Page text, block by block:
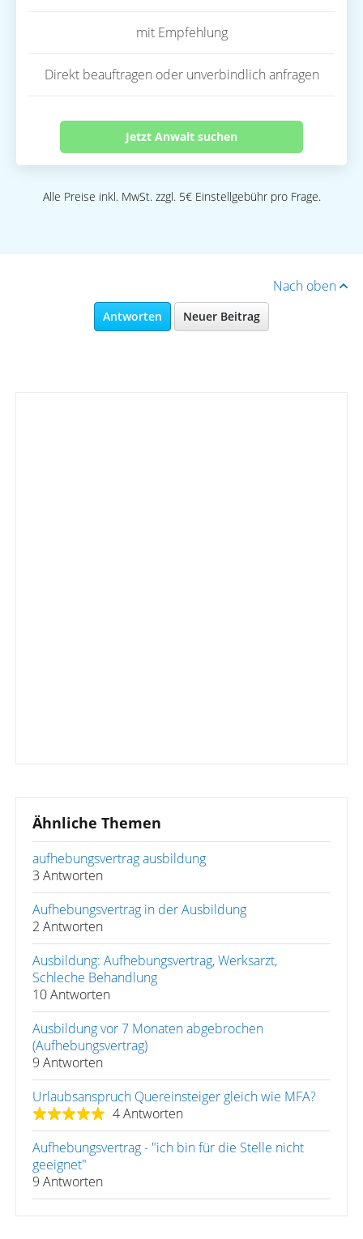
mit Empfehlung
Direkt beauftragen oder unverbindlich anfragen
Jetzt Anwalt suchen
Alle Preise inkl. MwSt. zzgl. 5€ Einstellgebühr pro Frage.
Nach oben
Antworten Neuer Beitrag
Ähnliche Themen
aufhebungsvertrag ausbildung
3 Antworten
Aufhebungsvertrag in der Ausbildung
2 Antworten
Ausbildung: Aufhebungsvertrag, Werksarzt,
Schleche Behandlung
10 Antworten
Ausbildung vor 7 Monaten abgebrochen
(Aufhebungsvertrag)
9 Antworten
Urlaubsanspruch Quereinsteiger gleich wie MFA?
4 Antworten
Aufhebungsvertrag - "ich bin für die Stelle nicht
geeignet"
9 Antworten